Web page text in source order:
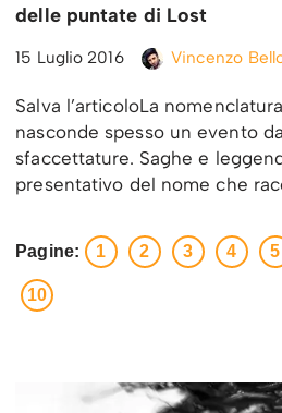
delle puntate di Lost
15 Luglio 2016 Vincenzo
Salva l’articoloLa
nasconde spesso un evento
sfaccettature. Saghe e
presentativo del nome che
Pagine: 1 2 3 4 5
10